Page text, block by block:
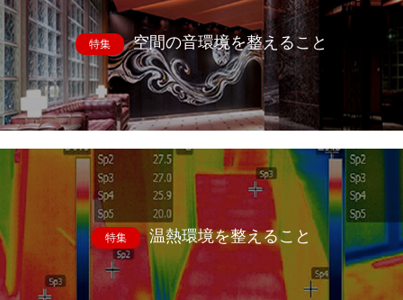
特集 空間の音環境を整えること
特集 温熱環境を整えること